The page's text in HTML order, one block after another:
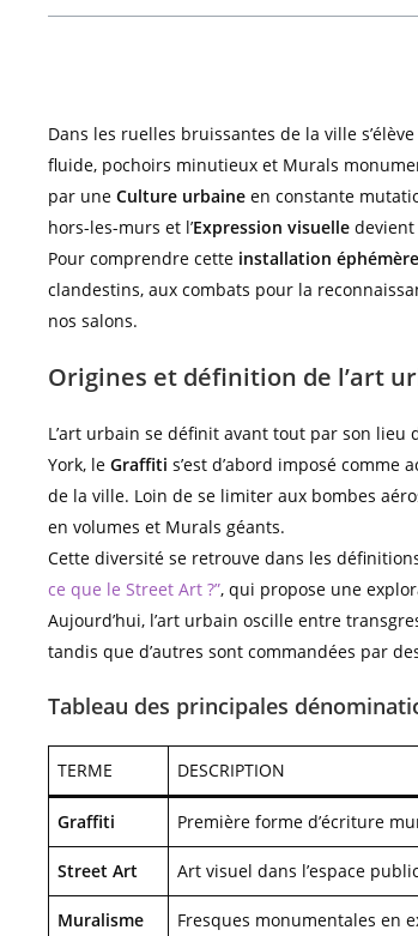
Dans les ruelles bruissantes de la ville
fluide, pochoirs minutieux et Murals
par une Culture urbaine en constante
hors-les-murs et l’Expression visuelle
Pour comprendre cette installation éphémère
clandestins, aux combats pour la
nos salons.
Origines et définition de l’art
L’art urbain se définit avant tout par son lieu
York, le Graffiti s’est d’abord imposé comme
de la ville. Loin de se limiter aux bombes
en volumes et Murals géants.
Cette diversité se retrouve dans les
ce que le Street Art ?”, qui propose une
Aujourd’hui, l’art urbain oscille entre
tandis que d’autres sont commandées par
Tableau des principales
TERME DESCRIPTION
Graffiti Première forme d’écriture
Street Art Art visuel dans l’espace public
Muralisme Fresques monumentales en